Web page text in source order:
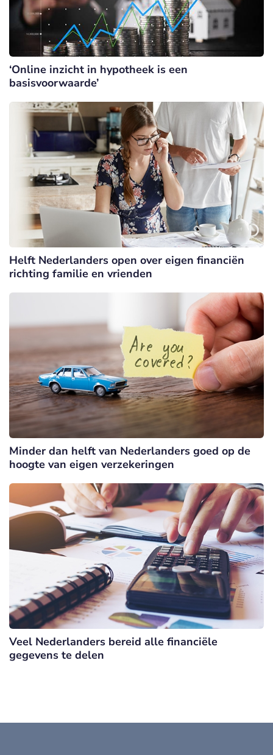
‘Online inzicht in hypotheek is een
basisvoorwaarde’
Helft Nederlanders open over eigen financiën
richting familie en vrienden
Minder dan helft van Nederlanders goed op de
hoogte van eigen verzekeringen
Veel Nederlanders bereid alle financiële
gegevens te delen